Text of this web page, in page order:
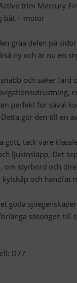
trim Mercury
båt + motor
gråa delen på
ny och är nu en
och säker färd
perfekt för såväl
gör den till en
gott, tack vare
ljusinsläpp. Det
om styrbord och
och handfat
goda
säsongen till
D77